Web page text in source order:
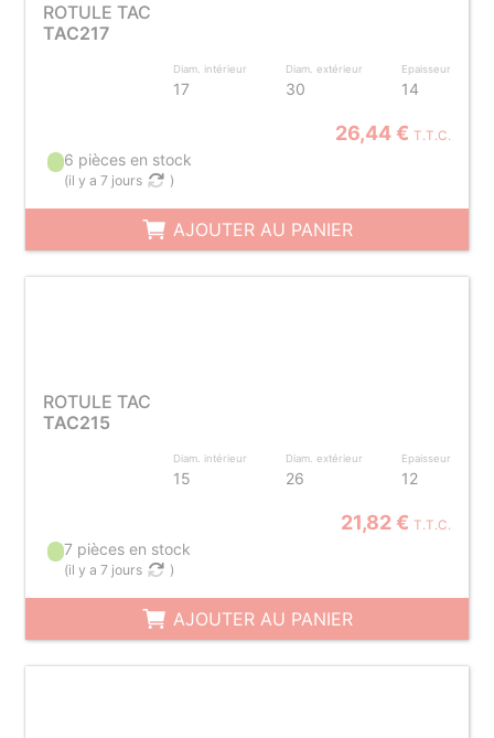
ROTULE TAC
TAC217
Diam. intérieur
17
Diam. extérieur
30
Epaisseur
14
26,44 € T.T.C.
6 pièces en stock
(il y a 7 jours )
AJOUTER AU PANIER
ROTULE TAC
TAC215
Diam. intérieur
15
Diam. extérieur
26
Epaisseur
12
21,82 € T.T.C.
7 pièces en stock
(il y a 7 jours )
AJOUTER AU PANIER